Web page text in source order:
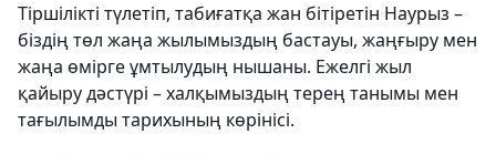
Тіршілікті түлетіп, табиғатқа жан бітіретін Наурыз –
біздің төл жаңа жылымыздың бастауы, жаңғыру мен
жаңа өмірге ұмтылудың нышаны. Ежелгі жыл
қайыру дәстүрі – халқымыздың терең танымы мен
тағылымды тарихының көрінісі.